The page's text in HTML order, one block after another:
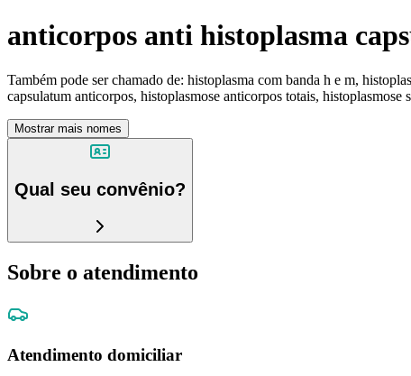
anticorpos anti histoplasma
Também pode ser chamado de: histoplasma com banda h e m,
capsulatum anticorpos, histoplasmose anticorpos totais, histoplasmose
Mostrar mais nomes
Qual seu convênio?
Sobre o atendimento
Atendimento domiciliar